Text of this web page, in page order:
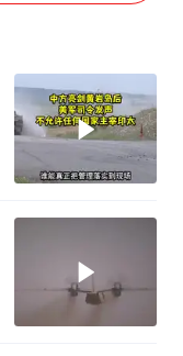
湖北启动重大气象灾害三级应急响应
费大厨口号更改 不再宣传小炒肉大王
13岁女儿合跳